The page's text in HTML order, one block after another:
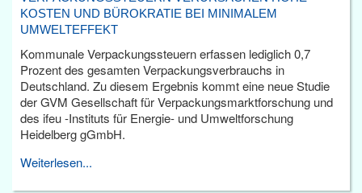
KOSTEN UND BÜROKRATIE BEI MINIMALEM
UMWELTEFFEKT
Kommunale Verpackungssteuern erfassen lediglich 0,7
Prozent des gesamten Verpackungsverbrauchs in
Deutschland. Zu diesem Ergebnis kommt eine neue Studie
der GVM Gesellschaft für Verpackungsmarktforschung und
des ifeu -Instituts für Energie- und Umweltforschung
Heidelberg gGmbH.
Weiterlesen...